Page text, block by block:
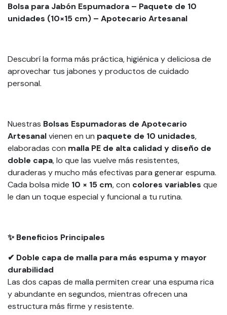
Bolsa para Jabón Espumadora – Paquete de 10
unidades (10×15 cm) – Apotecario Artesanal
Descubrí la forma más práctica, higiénica y deliciosa de
aprovechar tus jabones y productos de cuidado
personal.
Nuestras Bolsas Espumadoras de Apotecario
Artesanalvienen en un paquete de 10 unidades,
elaboradas con malla PE de alta calidad y diseño de
doble capa, lo que las vuelve más resistentes,
duraderas y mucho más efectivas para generar espuma.
Cada bolsa mide 10 × 15 cm, con colores variables que
le dan un toque especial y funcional a tu rutina.
✨ Beneficios Principales
✔ Doble capa de malla para más espuma y mayor
durabilidad
Las dos capas de malla permiten crear una espuma rica
y abundante en segundos, mientras ofrecen una
estructura más firme y resistente.